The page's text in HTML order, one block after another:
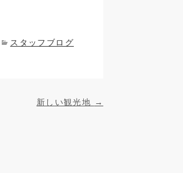
スタッフブログ
新しい観光地 →